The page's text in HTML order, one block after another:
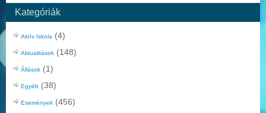
Kategóriák
Aktív Iskola (4)
Aktualitások (148)
Állások (1)
Egyéb (38)
Események (456)